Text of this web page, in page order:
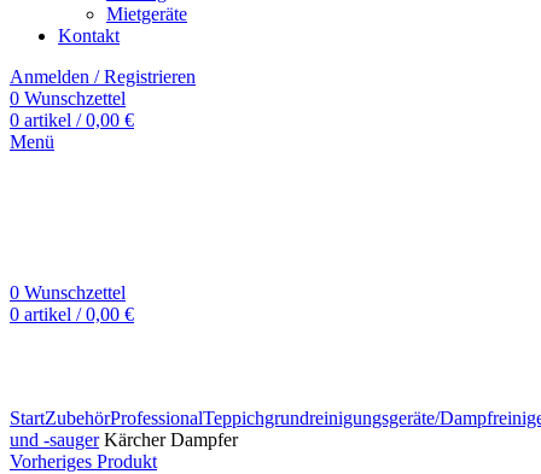
Mietgeräte
Kontakt
Anmelden / Registrieren
0 Wunschzettel
0 artikel / 0,00 €
Menü
0 Wunschzettel
0 artikel / 0,00 €
StartZubehörProfessionalTeppichgrundreinigungsgeräte/
und -saugerKärcher Dampfer
Vorheriges Produkt